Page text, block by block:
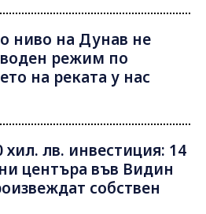
ниво на Дунав не
воден режим по
на реката у нас
хил. лв. инвестиция: 14
центъра във Видин
собствен